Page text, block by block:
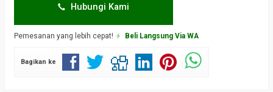
Hubungi Kami
Pemesanan yang lebih cepat! Beli Langsung Via WA
Bagikan ke